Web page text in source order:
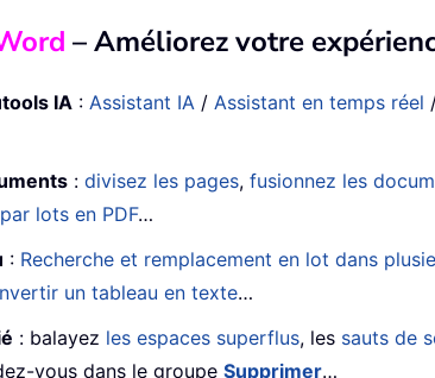
– Améliorez votre
IA : Assistant IA / Assistant en temps réel
: divisez les pages, fusionnez les
lots en PDF…
: Recherche et remplacement en lot dans
un tableau en texte…
: balayez les espaces superflus, les sauts de
vous dans le groupeSupprimer…